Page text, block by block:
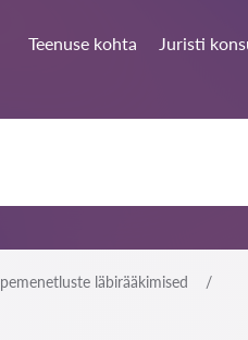
Teenuse kohta Juristi
läbirääkimised